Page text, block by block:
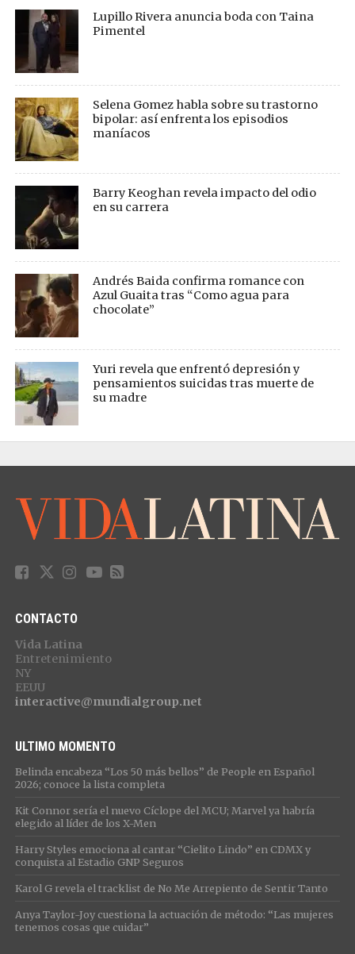
Lupillo Rivera anuncia boda con Taina
Pimentel
Selena Gomez habla sobre su trastorno
bipolar: así enfrenta los episodios
maníacos
Barry Keoghan revela impacto del odio
en su carrera
Andrés Baida confirma romance con
Azul Guaita tras “Como agua para
chocolate”
Yuri revela que enfrentó depresión y
pensamientos suicidas tras muerte de
su madre
CONTACTO
Vida Latina
Entretenimiento
NY
EEUU
interactive@mundialgroup.net
ULTIMO MOMENTO
Belinda encabeza “Los 50 más bellos” de People en Español
2026; conoce la lista completa
Kit Connor sería el nuevo Cíclope del MCU; Marvel ya habría
elegido al líder de los X-Men
Harry Styles emociona al cantar “Cielito Lindo” en CDMX y
conquista al Estadio GNP Seguros
Karol G revela el tracklist de No Me Arrepiento de Sentir Tanto
Anya Taylor-Joy cuestiona la actuación de método: “Las mujeres
tenemos cosas que cuidar”